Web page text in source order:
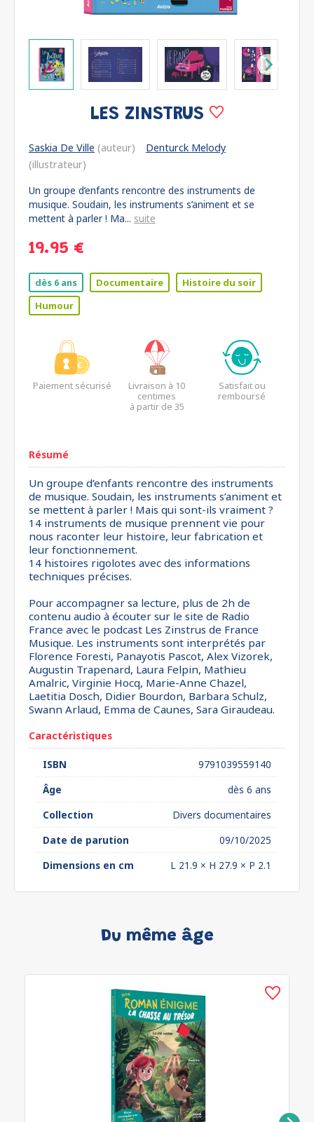
LES ZINSTRUS
Saskia De Ville (auteur)
Denturck Melody
(illustrateur)
Un groupe d’enfants rencontre des instruments de
musique. Soudain, les instruments s’animent et se
mettent à parler ! Ma... suite
19.95 €
dès 6 ans Documentaire
Histoire du soir
Humour
Paiement sécurisé
Livraison à 10
centimes
à partir de 35
Satisfait ou
remboursé
Résumé
Un groupe d’enfants rencontre des instruments
de musique. Soudain, les instruments s’animent et
se mettent à parler ! Mais qui sont-ils vraiment ?
14 instruments de musique prennent vie pour
nous raconter leur histoire, leur fabrication et
leur fonctionnement.
14 histoires rigolotes avec des informations
techniques précises.
Pour accompagner sa lecture, plus de 2h de
contenu audio à écouter sur le site de Radio
France avec le podcast Les Zinstrus de France
Musique. Les instruments sont interprétés par
Florence Foresti, Panayotis Pascot, Alex Vizorek,
Augustin Trapenard, Laura Felpin, Mathieu
Amalric, Virginie Hocq, Marie-Anne Chazel,
Laetitia Dosch, Didier Bourdon, Barbara Schulz,
Swann Arlaud, Emma de Caunes, Sara Giraudeau.
Caractéristiques
ISBN
9791039559140
Âge
dès 6 ans
Collection
Divers documentaires
Date de parution
09/10/2025
Dimensions en cm
L 21.9 × H 27.9 × P 2.1
Du même âge